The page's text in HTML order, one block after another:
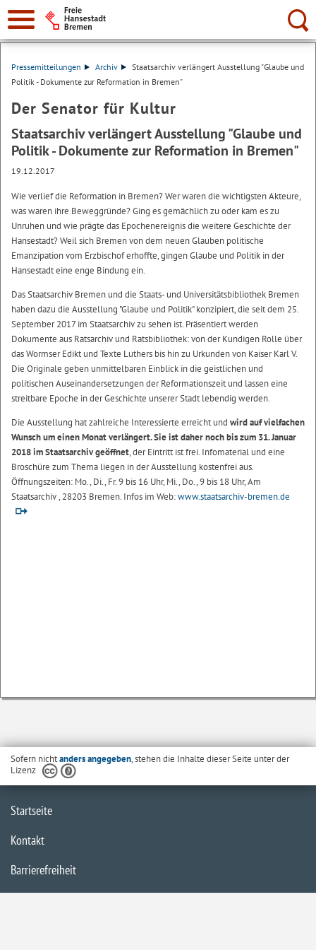
Suche:
Pressemitteilungen Archiv
Staatsarchiv verlängert Ausstellung "Glaube und
Politik - Dokumente zur Reformation in Bremen"
Der Senator für Kultur
Staatsarchiv verlängert Ausstellung "Glaube und
Politik - Dokumente zur Reformation in Bremen"
19.12.2017
Wie verlief die Reformation in Bremen? Wer waren die wichtigsten Akteure,
was waren ihre Beweggründe? Ging es gemächlich zu oder kam es zu
Unruhen und wie prägte das Epochenereignis die weitere Geschichte der
Hansestadt? Weil sich Bremen von dem neuen Glauben politische
Emanzipation vom Erzbischof erhoffte, gingen Glaube und Politik in der
Hansestadt eine enge Bindung ein.
Das Staatsarchiv Bremen und die Staats- und Universitätsbibliothek Bremen
haben dazu die Ausstellung "Glaube und Politik" konzipiert, die seit dem 25.
September 2017 im Staatsarchiv zu sehen ist. Präsentiert werden
Dokumente aus Ratsarchiv und Ratsbibliothek: von der Kundigen Rolle über
das Wormser Edikt und Texte Luthers bis hin zu Urkunden von Kaiser Karl V.
Die Originale geben unmittelbaren Einblick in die geistlichen und
politischen Auseinandersetzungen der Reformationszeit und lassen eine
streitbare Epoche in der Geschichte unserer Stadt lebendig werden.
Die Ausstellung hat zahlreiche Interessierte erreicht und wird auf vielfachen
Wunsch um einen Monat verlängert. Sie ist daher noch bis zum 31. Januar
2018 im Staatsarchiv geöffnet, der Eintritt ist frei. Infomaterial und eine
Broschüre zum Thema liegen in der Ausstellung kostenfrei aus.
Öffnungszeiten: Mo., Di., Fr. 9 bis 16 Uhr, Mi., Do., 9 bis 18 Uhr, Am
Staatsarchiv , 28203 Bremen. Infos im Web:www.staatsarchiv-bremen.de
Sofern nichtanders angegeben, stehen die Inhalte dieser Seite unter der
Lizenz
Startseite
Kontakt
Barrierefreiheit